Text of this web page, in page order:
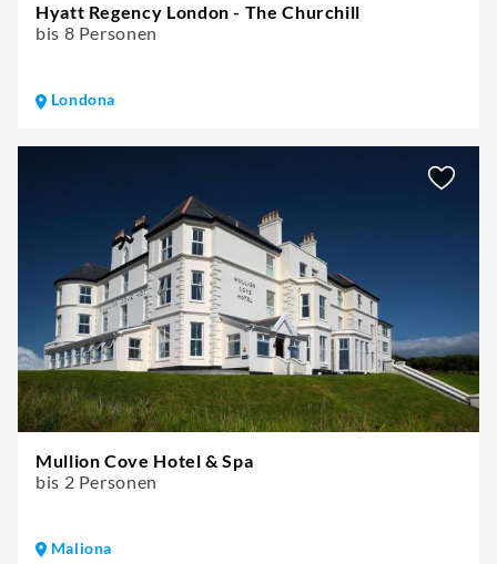
Hyatt Regency London - The Churchill
bis 8 Personen
Londona
Mullion Cove Hotel & Spa
bis 2 Personen
Maliona